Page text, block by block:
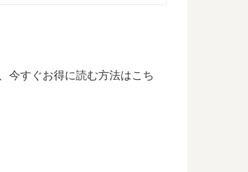
今すぐお得に読む方法はこち